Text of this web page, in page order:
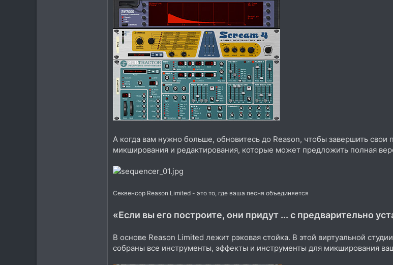
А когда вам нужно больше, обновитесь до Reason, чтобы завершить
микширования и редактирования, которые может предложить полная
Секвенсор Reason Limited - это то, где ваша песня объединяется
«Если вы его построите, они придут ... с предварительно
В основе Reason Limited лежит рэковая стойка. В этой виртуальной
собраны все инструменты, эффекты и инструменты для микширования